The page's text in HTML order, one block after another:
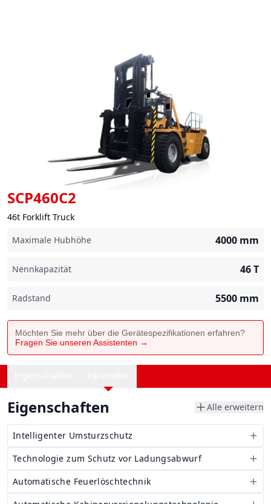
SCP460C2
46t Forklift Truck
Maximale Hubhöhe
4000 mm
Nennkapazität 46T
Radstand 5500 mm
Möchten Sie mehr über die Gerätespezifikationen erfahren?
Fragen Sie unseren Assistenten →
Eigenschaften Alle erweitern
Intelligenter Umsturzschutz
Technologie zum Schutz vor Ladungsabwurf
Automatische Feuerlöschtechnik